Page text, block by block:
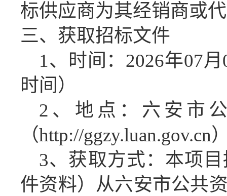
标供应商为其经销商或
三、获取招标文件
1、时间： 2026年07
时间）
2、地点：六安市
（http://ggzy.luan.gov.cn
3、获取方式： 本项
件资料）从六安市公共